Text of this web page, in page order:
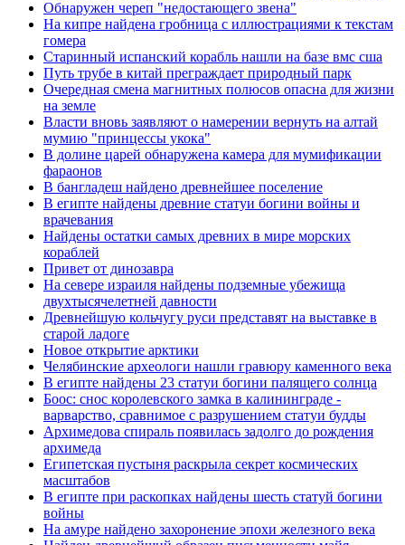
Обнаружен череп "недостающего звена"
На кипре найдена гробница с иллюстрациями к текстам
гомера
Старинный испанский корабль нашли на базе вмс сша
Путь трубе в китай преграждает природный парк
Очередная смена магнитных полюсов опасна для жизни
на земле
Власти вновь заявляют о намерении вернуть на алтай
мумию "принцессы укока"
В долине царей обнаружена камера для мумификации
фараонов
В бангладеш найдено древнейшее поселение
В египте найдены древние статуи богини войны и
врачевания
Найдены остатки самых древних в мире морских
кораблей
Привет от динозавра
На севере израиля найдены подземные убежища
двухтысячелетней давности
Древнейшую кольчугу руси представят на выставке в
старой ладоге
Новое открытие арктики
Челябинские археологи нашли гравюру каменного века
В египте найдены 23 статуи богини палящего солнца
Боос: снос королевского замка в калининграде -
варварство, сравнимое с разрушением статуи будды
Архимедова спираль появилась задолго до рождения
архимеда
Египетская пустыня раскрыла секрет космических
масштабов
В египте при раскопках найдены шесть статуй богини
войны
На амуре найдено захоронение эпохи железного века